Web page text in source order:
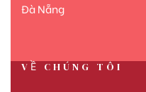
Đà Nẵng
VỀ CHÚNG TÔI